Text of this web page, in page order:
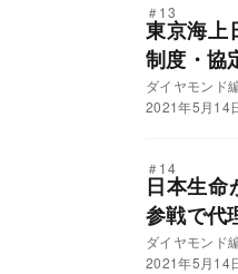
＃13
東京海上
制度・協
ダイヤモンド
2021年5月14
＃14
日本生命
参戦で代
ダイヤモンド
2021年5月14